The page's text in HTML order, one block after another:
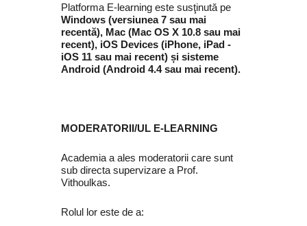
Platforma E-learning este susţinută pe
Windows (versiunea 7 sau mai
recentă), Mac (Mac OS X 10.8 sau mai
recent), iOS Devices (iPhone, iPad -
iOS 11 sau mai recent) și sisteme
Android (Android 4.4 sau mai recent).
MODERATORII/UL E-LEARNING
Academia a ales moderatorii care sunt
sub directa supervizare a Prof.
Vithoulkas.
Rolul lor este de a: